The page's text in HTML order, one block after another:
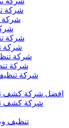
شركة
شركة
شركة
شركة
شركة
شركة تنظيف
شركة
شركة تنظيف
افضل شركة كشف تسربات
شركة كشف
تنظيف